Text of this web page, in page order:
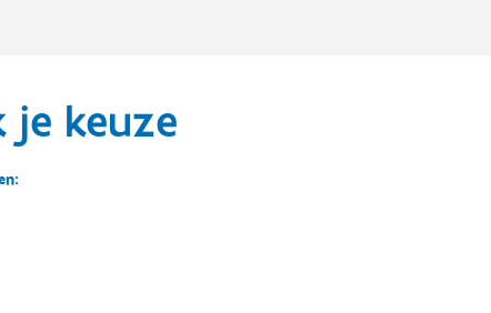
je keuze